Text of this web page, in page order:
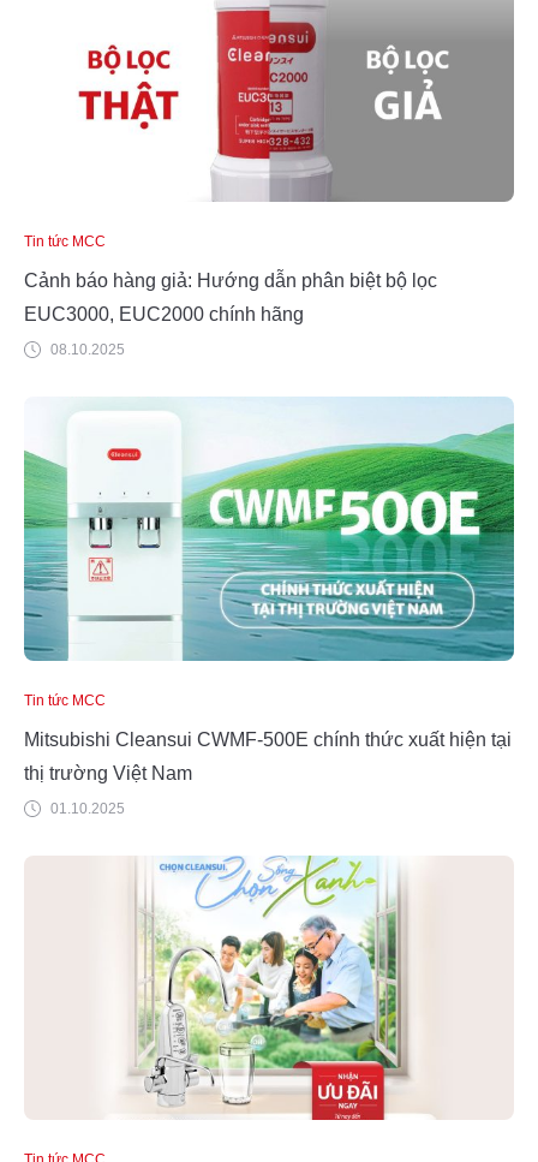
Tin tức MCC
Cảnh báo hàng giả: Hướng dẫn phân biệt bộ lọc
EUC3000, EUC2000 chính hãng
08.10.2025
Tin tức MCC
Mitsubishi Cleansui CWMF-500E chính thức xuất hiện tại
thị trường Việt Nam
01.10.2025